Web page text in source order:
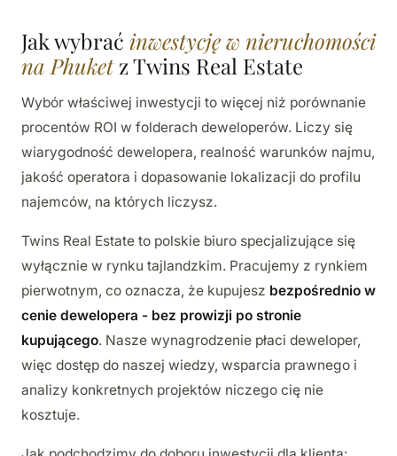
Jak wybrać inwestycję w nieruchomości
na Phuketz Twins Real Estate
Wybór właściwej inwestycji to więcej niż porównanie
procentów ROI w folderach deweloperów. Liczy się
wiarygodność dewelopera, realność warunków najmu,
jakość operatora i dopasowanie lokalizacji do profilu
najemców, na których liczysz.
Twins Real Estate to polskie biuro specjalizujące się
wyłącznie w rynku tajlandzkim. Pracujemy z rynkiem
pierwotnym, co oznacza, że kupujesz bezpośrednio w
cenie dewelopera - bez prowizji po stronie
kupującego. Nasze wynagrodzenie płaci deweloper,
więc dostęp do naszej wiedzy, wsparcia prawnego i
analizy konkretnych projektów niczego cię nie
kosztuje.